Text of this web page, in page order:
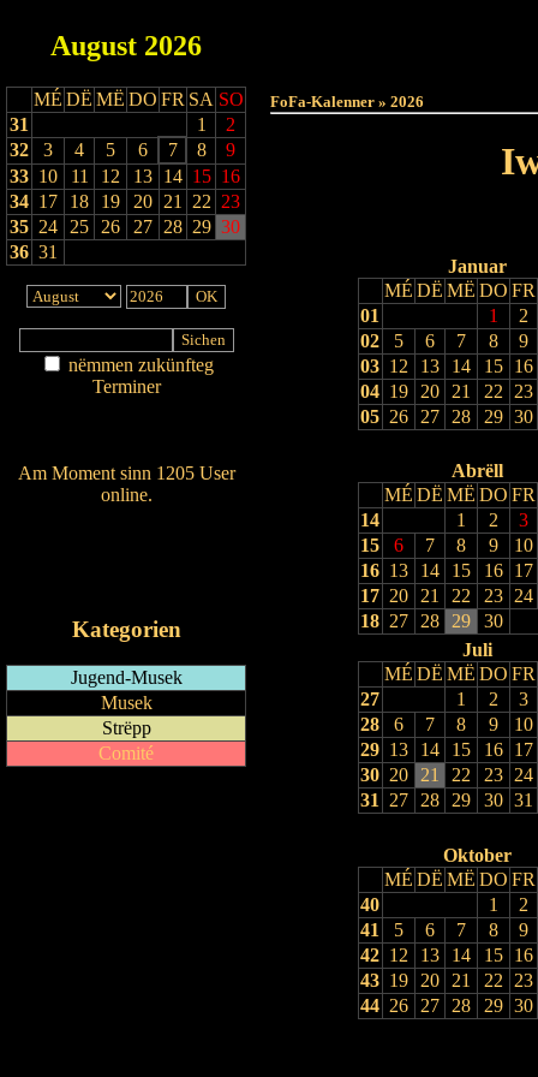
August 2026
MÉ DË MË DO FR SA SO
31
1
2
32
3 4 5 6 7 8
9
33 10 11 12 13 14 15 16
34 17 18 19 20 21 22 23
35 24 25 26 27 28 29 30
36 31
nëmmen zukünfteg
Terminer
Am Moment sinn 1205 User
online.
Kategorien
Jugend-Musek
Musek
Strëpp
Comité
FoFa-Kalenner » 2026
Januar
MÉ DË MË DO FR
01
1
2
02
5 6 7 8
9
03 12 13 14 15
16
04 19 20 21 22
23
05 26 27 28 29 30
Abrëll
MÉ DË MË DO FR
14
1 2
3
15
6 7 8 9
10
16 13 14 15 16
17
17 20 21 22 23
24
18 27 28 29
30
Juli
MÉ DË MË DO FR
27
1 2
3
28
6 7 8 9
10
29 13 14 15 16
17
30 20 21 22 23
24
31
27 28 29 30 31
Oktober
MÉ DË MË DO FR
40
1
2
41
5 6 7 8
9
42 12 13 14 15
16
43 19 20 21 22
23
44 26 27 28 29 30